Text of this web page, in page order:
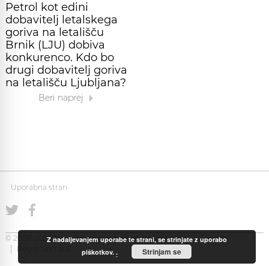
Petrol kot edini
dobavitelj letalskega
goriva na letališču
Brnik (LJU) dobiva
konkurenco. Kdo bo
drugi dobavitelj goriva
na letališču Ljubljana?
Beri naprej
Uporabna stran
© 2008-2026 Uporabna Stran gostuje naZabec.net
Piškotki
Pogoji uporabe
Z nadaljevanjem uporabe te strani, se strinjate z uporabo
piškotkov.. Strinjam se